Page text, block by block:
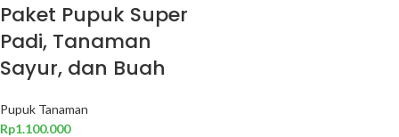
Paket Pupuk Super
Padi, Tanaman
Sayur, dan Buah
Pupuk Tanaman
Rp1.100.000